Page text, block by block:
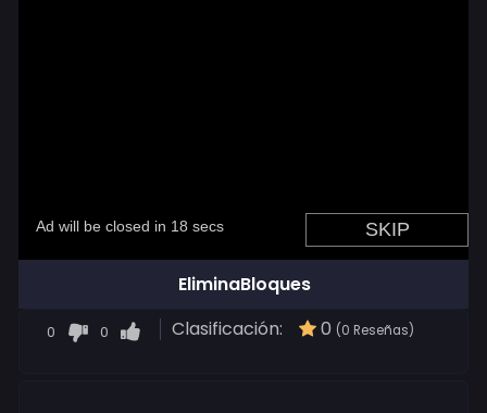
EliminaBloques
0 0 Clasificación: 0 (0 Reseñas)